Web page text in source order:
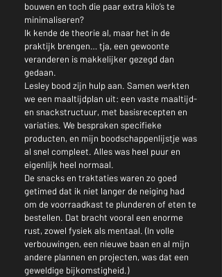
bouwen en toch die paar extra kilo’s te
minimaliseren?
Ik kende de theorie al, maar het in de
praktijk brengen… tja, een gewoonte
veranderen is makkelijker gezegd dan
gedaan.
Lesley bood zijn hulp aan. Samen werkten
we een maaltijdplan uit: een vaste maaltijd-
en snackstructuur, met basisrecepten en
variaties. We bespraken specifieke
producten, en mijn boodschappenlijstje was
al snel compleet. Alles was heel puur en
eigenlijk heel normaal.
De snacks en traktaties waren zo goed
getimed dat ik niet langer de neiging had
om de voorraadkast te plunderen of eten te
bestellen. Dat bracht vooral een enorme
rust, zowel fysiek als mentaal. (In volle
verbouwingen, een nieuwe baan en al mijn
andere plannen en projecten, was dat een
geweldige bijkomstigheid.)